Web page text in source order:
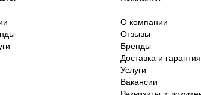
О компании
Отзывы
Бренды
Доставка и гарантия
Услуги
Вакансии